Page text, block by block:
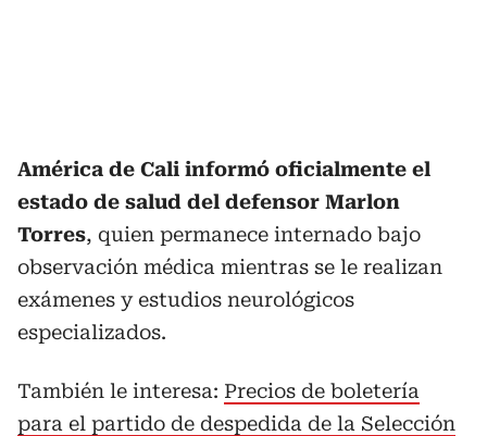
América de Cali informó oficialmente el
estado de salud del defensor Marlon
Torres, quien permanece internado bajo
observación médica mientras se le realizan
exámenes y estudios neurológicos
especializados.
También le interesa: Precios de boletería
para el partido de despedida de la Selección